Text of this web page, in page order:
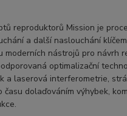
reproduktorů Mission je
a další naslouchání
moderních nástrojů pro návrh
optimalizační
a laserová interferometrie,
času dolaďováním výhybek,